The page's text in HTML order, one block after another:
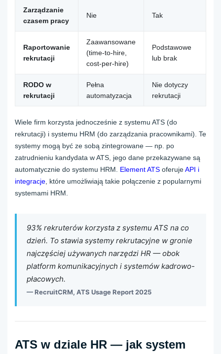
Zarządzanie
czasem pracy
Nie Tak
Raportowanie
rekrutacji
Zaawansowane
(time-to-hire,
cost-per-hire)
Podstawowe
lub brak
RODO w
rekrutacji
Pełna
automatyzacja
Nie dotyczy
rekrutacji
Wiele firm korzysta jednocześnie z systemu ATS (do
rekrutacji) i systemu HRM (do zarządzania pracownikami). Te
systemy mogą być ze sobą zintegrowane — np. po
zatrudnieniu kandydata w ATS, jego dane przekazywane są
automatycznie do systemu HRM. Element ATS oferujeAPI i
integracje, które umożliwiają takie połączenie z popularnymi
systemami HRM.
93% rekruterów korzysta z systemu ATS na co
dzień. To stawia systemy rekrutacyjne w gronie
najczęściej używanych narzędzi HR — obok
platform komunikacyjnych i systemów kadrowo-
płacowych.
—RecruitCRM, ATS Usage Report 2025
ATS w dziale HR — jak system